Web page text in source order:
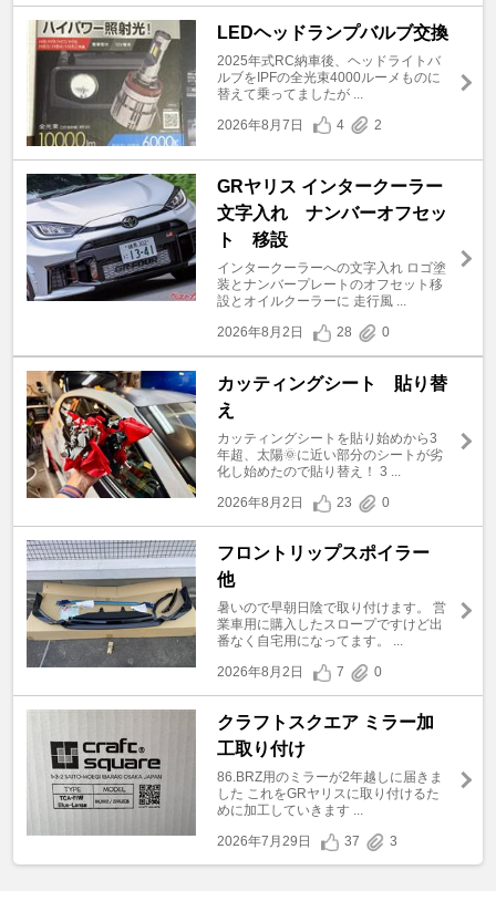
LEDヘッドランプバルブ交換
2025年式RC納車後、ヘッドライトバ
ルブをIPFの全光束4000ルーメものに
替えて乗ってましたが ...
2026年8月7日
4 2
GRヤリス インタークーラー
文字入れ ナンバーオフセッ
ト 移設
インタークーラーへの文字入れ ロゴ塗
装とナンバープレートのオフセット移
設とオイルクーラーに 走行風 ...
2026年8月2日
28 0
カッティングシート 貼り替
え
カッティングシートを貼り始めから3
年超、太陽🌞に近い部分のシートが劣
化し始めたので貼り替え！ 3 ...
2026年8月2日
23 0
フロントリップスポイラー
他
暑いので早朝日陰で取り付けます。 営
業車用に購入したスロープですけど出
番なく自宅用になってます。 ...
2026年8月2日
7 0
クラフトスクエア ミラー加
工取り付け
86.BRZ用のミラーが2年越しに届きま
した これをGRヤリスに取り付けるた
めに加工していきます ...
2026年7月29日
37 3